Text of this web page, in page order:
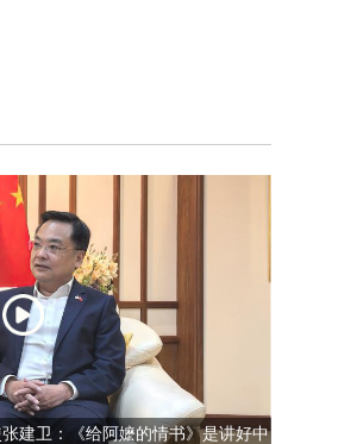
建卫：《给阿嬷的情书》是讲好中